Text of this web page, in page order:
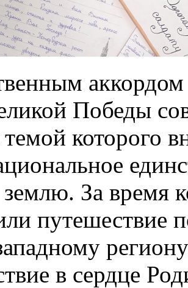
Победы
темой которого
За время
путешествие
в сердце